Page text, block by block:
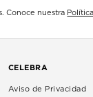
Conoce nuestra
CELEBRA
Aviso de Privacidad